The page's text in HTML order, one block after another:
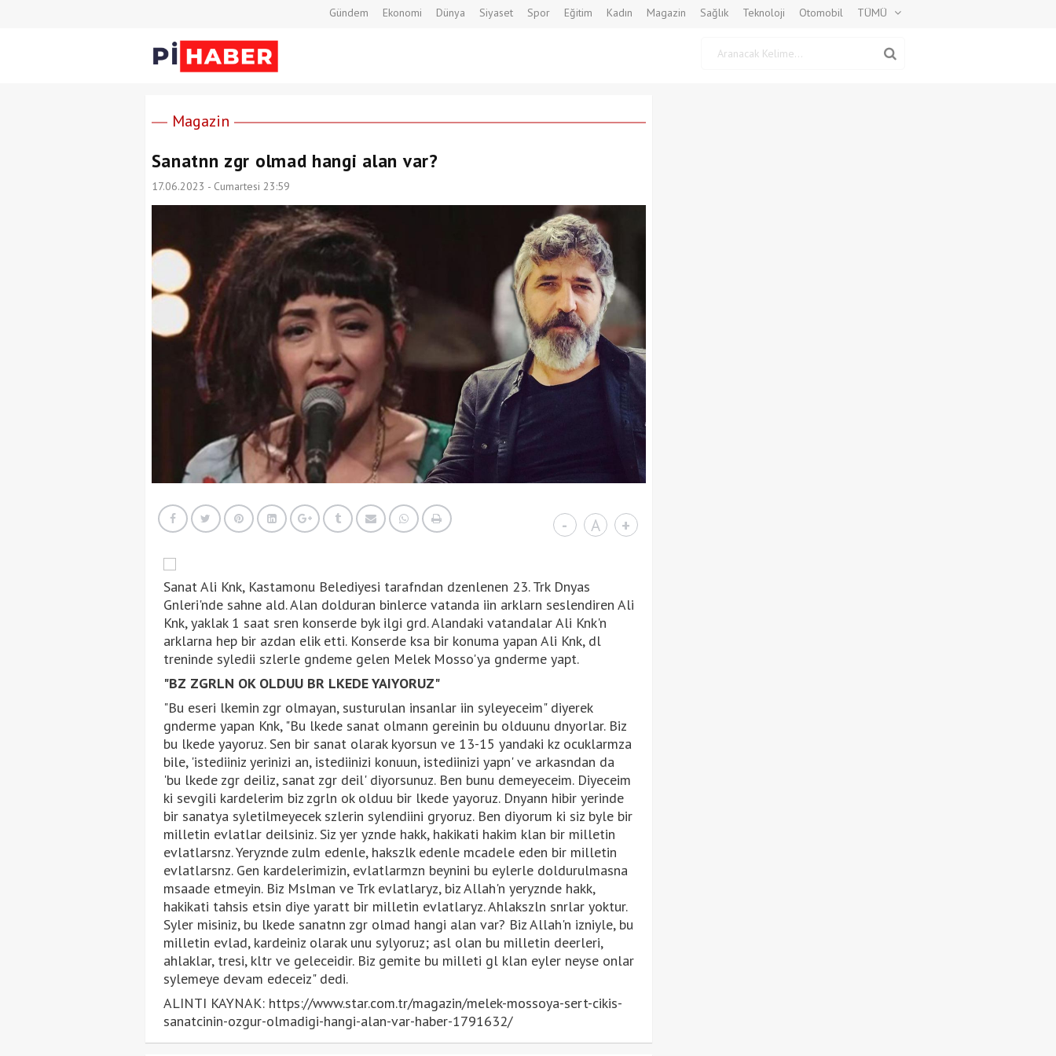
Gündem Ekonomi Dünya Siyaset Spor Eğitim Kadın Magazin Sağlık Teknoloji Otomobil TÜMÜ
Magazin
Sanatnn zgr olmad hangi alan var?
17.06.2023 - Cumartesi 23:59
- A +
Sanat Ali Knk, Kastamonu Belediyesi tarafndan dzenlenen 23. Trk Dnyas
Gnleri'nde sahne ald. Alan dolduran binlerce vatanda iin arklarn seslendiren Ali
Knk, yaklak 1 saat sren konserde byk ilgi grd. Alandaki vatandalar Ali Knk'n
arklarna hep bir azdan elik etti. Konserde ksa bir konuma yapan Ali Knk, dl
treninde syledii szlerle gndeme gelen Melek Mosso'ya gnderme yapt.
"BZ ZGRLN OK OLDUU BR LKEDE YAIYORUZ"
"Bu eseri lkemin zgr olmayan, susturulan insanlar iin syleyeceim" diyerek
gnderme yapan Knk, "Bu lkede sanat olmann gereinin bu olduunu dnyorlar. Biz
bu lkede yayoruz. Sen bir sanat olarak kyorsun ve 13-15 yandaki kz ocuklarmza
bile, 'istediiniz yerinizi an, istediinizi konuun, istediinizi yapn' ve arkasndan da
'bu lkede zgr deiliz, sanat zgr deil' diyorsunuz. Ben bunu demeyeceim. Diyeceim
ki sevgili kardelerim biz zgrln ok olduu bir lkede yayoruz. Dnyann hibir yerinde
bir sanatya syletilmeyecek szlerin sylendiini gryoruz. Ben diyorum ki siz byle bir
milletin evlatlar deilsiniz. Siz yer yznde hakk, hakikati hakim klan bir milletin
evlatlarsnz. Yeryznde zulm edenle, hakszlk edenle mcadele eden bir milletin
evlatlarsnz. Gen kardelerimizin, evlatlarmzn beynini bu eylerle doldurulmasna
msaade etmeyin. Biz Mslman ve Trk evlatlaryz, biz Allah'n yeryznde hakk,
hakikati tahsis etsin diye yaratt bir milletin evlatlaryz. Ahlakszln snrlar yoktur.
Syler misiniz, bu lkede sanatnn zgr olmad hangi alan var? Biz Allah'n izniyle, bu
milletin evlad, kardeiniz olarak unu sylyoruz; asl olan bu milletin deerleri,
ahlaklar, tresi, kltr ve geleceidir. Biz gemite bu milleti gl klan eyler neyse onlar
sylemeye devam edeceiz" dedi.
ALINTI KAYNAK: https://www.star.com.tr/magazin/melek-mossoya-sert-cikis-
sanatcinin-ozgur-olmadigi-hangi-alan-var-haber-1791632/